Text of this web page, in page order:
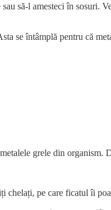
să-l amesteci în sosuri.
se întâmplă pentru că
grele din organism.
chelați, pe care ficatul îi